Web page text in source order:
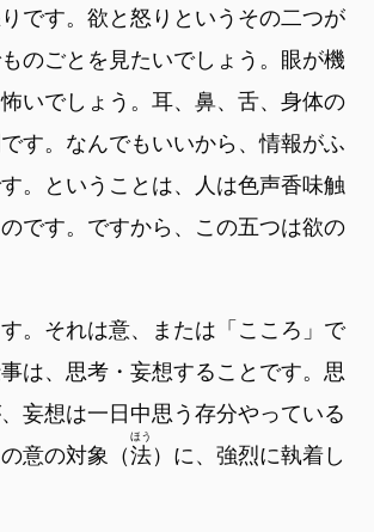
です。欲と怒りというその二つが
のごとを見たいでしょう。眼が機
いでしょう。耳、鼻、舌、身体の
す。なんでもいいから、情報がふ
。ということは、人は色声香味触
です。ですから、この五つは欲の
。それは意、または「こころ」で
は、思考・妄想することです。思
妄想は一日中思う存分やっている
意の対象（法
ほう
）に、強烈に執着し